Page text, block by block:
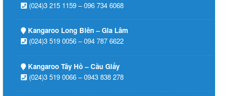
(024)3 215 1159 – 096 734 6068
Kangaroo Long Biên – Gia Lâm
(024)3 519 0056 – 094 787 6622
Kangaroo Tây Hồ – Cầu Giấy
(024)3 519 0066 – 0943 838 278